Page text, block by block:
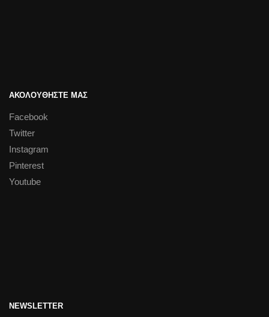
ΑΚΟΛΟΥΘΗΣΤΕ ΜΑΣ
Facebook
Twitter
Instagram
Pinterest
Youtube
NEWSLETTER